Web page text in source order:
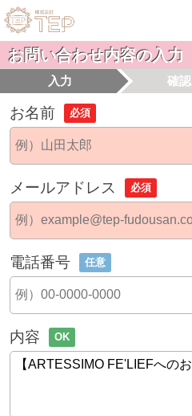
お問い合わせ内容の入力
入力 確認
お名前 必須
メールアドレス 必須
電話番号 任意
内容 OK